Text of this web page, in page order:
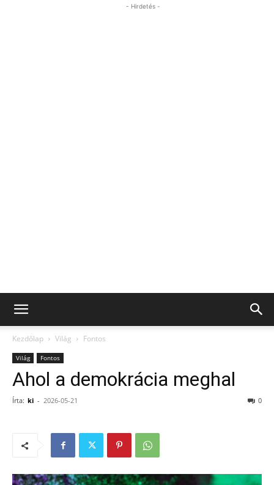
- Hirdetés -
Kezdőlap Világ Fontos
Világ Fontos
Ahol a demokrácia meghal
Írta: ki - 2026-05-21 0